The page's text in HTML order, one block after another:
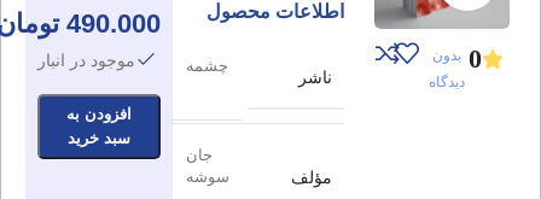
0 بدون
دیدگاه
اطلاعات محصول
ناشر
چشمه
مؤلف
جان
سوشه
490.000
موجود در انبار
افزودن به
سبد خرید